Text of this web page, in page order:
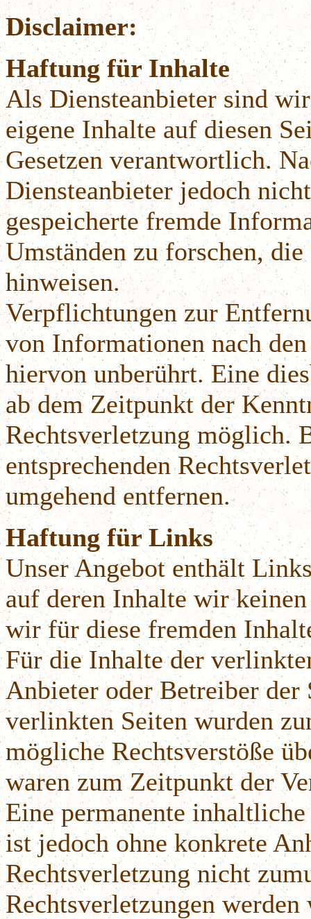
Disclaimer:
Haftung für Inhalte
Als Diensteanbieter sind
eigene Inhalte auf diesen
Gesetzen verantwortlich.
Diensteanbieter jedoch
gespeicherte fremde
Umständen zu forschen,
hinweisen.
Verpflichtungen zur
von Informationen nach
hiervon unberührt. Eine
ab dem Zeitpunkt der
Rechtsverletzung möglich.
entsprechenden
umgehend entfernen.
Haftung für Links
Unser Angebot enthält
auf deren Inhalte wir
wir für diese fremden
Für die Inhalte der
Anbieter oder Betreiber
verlinkten Seiten wurden
mögliche Rechtsverstöße
waren zum Zeitpunkt der
Eine permanente
ist jedoch ohne konkrete
Rechtsverletzung nicht
Rechtsverletzungen